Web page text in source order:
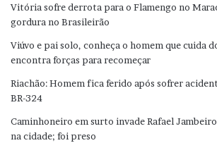
Vitória sofre derrota para o Flamengo no
gordura no Brasileirão
Viúvo e pai solo, conheça o homem que cuida
encontra forças para recomeçar
Riachão: Homem fica ferido após sofrer
BR-324
Caminhoneiro em surto invade Rafael
na cidade; foi preso